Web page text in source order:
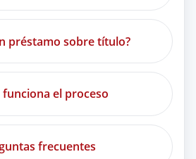
préstamo sobre título?
funciona el proceso
frecuentes